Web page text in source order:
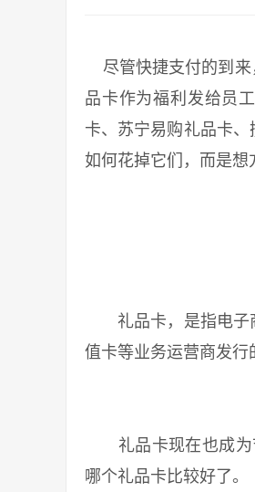
尽管快捷支付的到来
品卡作为福利发给员
卡、苏宁易购礼品卡
如何花掉它们，而是想
礼品卡，是指电子商
值卡等业务运营商发行
礼品卡现在也成为
哪个礼品卡比较好了。